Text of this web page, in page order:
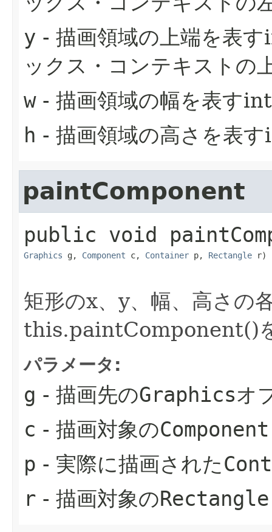
y - 描画領域の上端を表
ックス・コンテキストの
w- 描画領域の幅を表す
h - 描画領域の高さを表
paintComponent
public void
Graphics g, Component c, Container p, Rectangle r)
矩形のx、y、幅、高さの
this.paintComponent()
パラメータ:
g - 描画先のGraphicsオ
c - 描画対象のComponent
p - 実際に描画された
r - 描画対象のRectangle